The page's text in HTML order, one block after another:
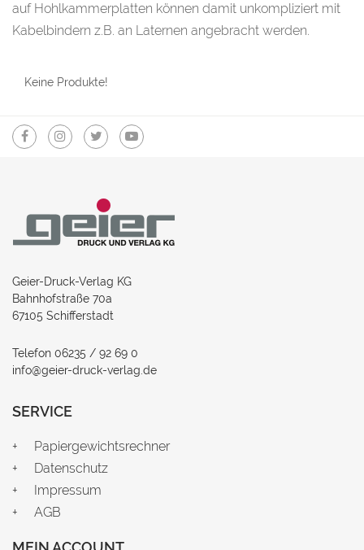
auf Hohlkammerplatten können damit unkompliziert mit
Kabelbindern z.B. an Laternen angebracht werden.
Keine Produkte!
Geier-Druck-Verlag KG
Bahnhofstraße 70a
67105 Schifferstadt
Telefon 06235 / 92 69 0
info@geier-druck-verlag.de
SERVICE
Papiergewichtsrechner
Datenschutz
Impressum
AGB